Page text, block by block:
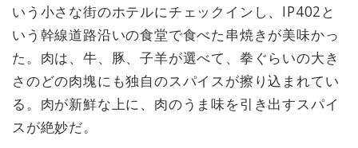
いう小さな街のホテルにチェックインし、IP402と
いう幹線道路沿いの食堂で食べた串焼きが美味かっ
た。肉は、牛、豚、子羊が選べて、拳ぐらいの大き
さのどの肉塊にも独自のスパイスが擦り込まれてい
る。肉が新鮮な上に、肉のうま味を引き出すスパイ
スが絶妙だ。